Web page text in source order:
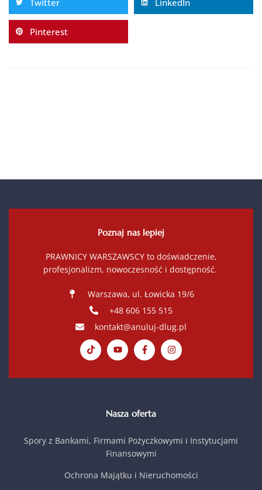
Pinterest
Poznaj nas lepiej
PRAWNICY WARSZAWSCY to doświadczenie,
profesjonalizm, nowoczesność i dostępność.
Warszawa, ul. Łowicka 19/6
+48 606 155 515
kontakt@anuluj-dlug.pl
Nasza oferta
Spory z Bankami, Firmami Pożyczkowymi i Instytucjami
Finansowymi
Ochrona Majątku i Nieruchomości